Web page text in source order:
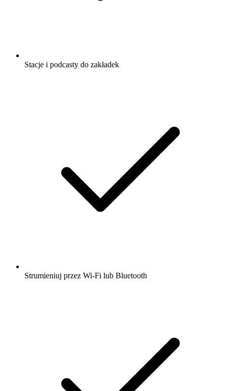
Stacje i podcasty do zakładek
Strumieniuj przez Wi-Fi lub Bluetooth